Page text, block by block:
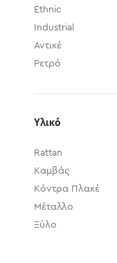
Ethnic
Industrial
Αντικέ
Ρετρό
Υλικό
Rattan
Καμβάς
Κόντρα Πλακέ
Μέταλλο
Ξύλο